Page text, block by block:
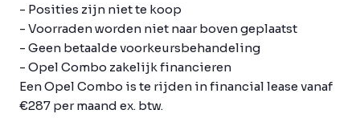
- Posities zijn niet te koop
- Voorraden worden niet naar boven geplaatst
- Geen betaalde voorkeursbehandeling
- Opel Combo zakelijk financieren
Een Opel Combo is te rijden in financial lease vanaf
€287 per maand ex. btw.